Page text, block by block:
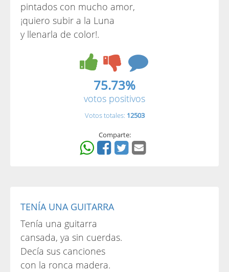
pintados con mucho amor,
¡quiero subir a la Luna
y llenarla de color!.
75.73%
votos positivos
Votos totales: 12503
Comparte:
TENÍA UNA GUITARRA
Tenía una guitarra
cansada, ya sin cuerdas.
Decía sus canciones
con la ronca madera.